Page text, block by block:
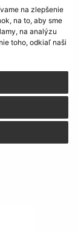
na zlepšenie
na to, aby sme
na analýzu
toho, odkiaľ naši